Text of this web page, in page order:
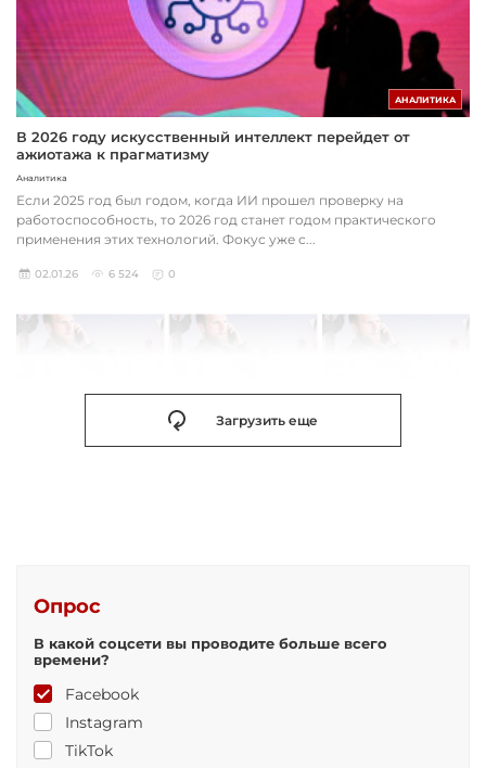
АНАЛИТИКА
В 2026 году искусственный интеллект перейдет от
ажиотажа к прагматизму
Аналитика
Если 2025 год был годом, когда ИИ прошел проверку на
работоспособность, то 2026 год станет годом практического
применения этих технологий. Фокус уже с...
02.01.26 6 524 0
Загрузить еще
Опрос
В какой соцсети вы проводите больше всего
времени?
Facebook
Instagram
TikTok